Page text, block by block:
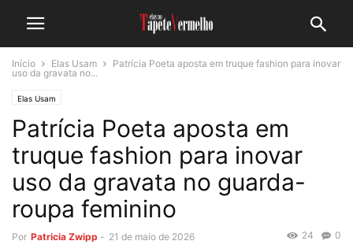
Início Elas Usam
Patrícia Poeta aposta em truque fashion para inovar
uso da gravata no...
Elas Usam
Patrícia Poeta aposta em
truque fashion para inovar
uso da gravata no guarda-
roupa feminino
Por Patricia Zwipp - 21 de maio de 2026 0
24